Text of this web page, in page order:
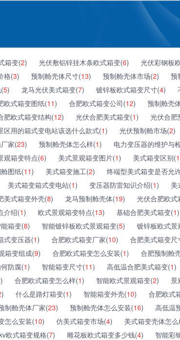
箱变(2) 光伏敷铝锌挂木条欧式箱变(6) 光伏彩钢板
格(3) 预制舱壳体尺寸(13) 预制舱壳体市场(2) 预
5) 龙马光伏美式箱变(7) 镀锌板欧式箱变尺寸(4)
欧式箱变图纸(11) 合肥欧式箱变公司(12) 预制舱壳
肥欧式箱变结构(12) 光伏合肥美式箱变(1) 光伏合肥
区用的箱式变电站该选什么款式(1) 光伏预制舱市场(2)
家(23) 预制舱壳体怎么样(1) 电力变压器的维护与
观箱变特点(6) 美式景观箱变图片(1) 美式箱变区别(1
图纸(11) 美式箱变施工(2) 终端型美式箱变是否允
美式箱变箱式变电站(1) 变压器防雷知识介绍(1) 美
美式箱变外壳(8) 龙马预制舱壳体(19) 光伏合肥欧式
介绍(1) 欧式景观箱变特点(13) 基础合肥美式箱变(1)
箱变(8) 智能镀锌板欧式景观箱变(5) 镀锌板欧式景
式变压器(1) 合肥欧式箱变厂家(10) 合肥美式箱变尺
箱变组成(9) 合肥欧式箱变怎么安装(1) 合肥预制舱
防腐(1) 智能箱变尺寸(11) 高低温合肥美式箱变(1)
) 合肥欧式箱变怎么样(1) 智能欧式景观箱变(2) 景
) 什么是路灯箱变(1) 智能箱变外壳(10) 合肥欧式
制舱壳体厂家(23) 预制舱壳体怎么安装(16) 高低温
怎么安装(10) 仿美式箱变市场(4) 美式箱变壳体怎
欧式箱变规格(7) 雕花板欧式箱变多少钱(4) 智能彩